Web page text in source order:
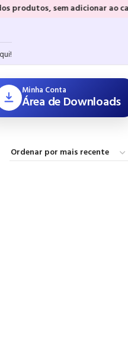
adicionar ao carrinho e
Minha Conta
Área de Downloads